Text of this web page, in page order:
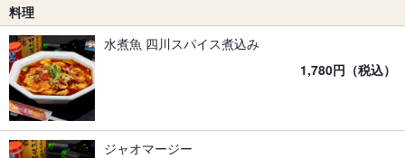
料理
水煮魚 四川スパイス煮込み
1,780円（税込）
ジャオマージー